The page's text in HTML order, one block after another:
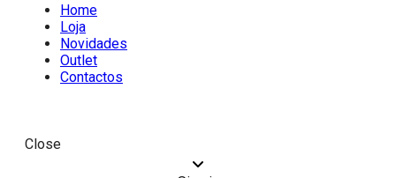
Home
Loja
Novidades
Outlet
Contactos
Close